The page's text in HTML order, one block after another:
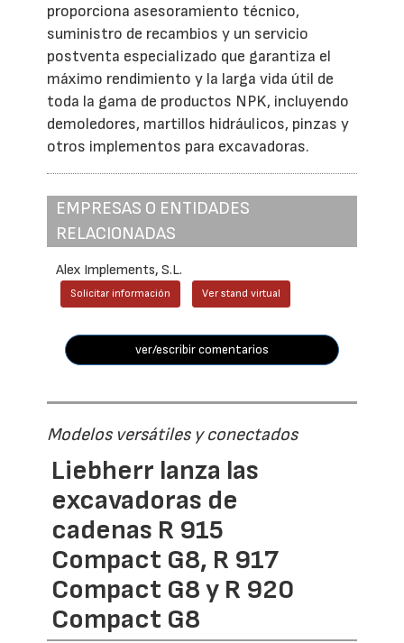
proporciona asesoramiento técnico,
suministro de recambios y un servicio
postventa especializado que garantiza el
máximo rendimiento y la larga vida útil de
toda la gama de productos NPK, incluyendo
demoledores, martillos hidráulicos, pinzas y
otros implementos para excavadoras.
EMPRESAS O ENTIDADES
RELACIONADAS
Alex Implements, S.L.
Solicitar información Ver stand virtual
ver/escribir comentarios
Modelos versátiles y conectados
Liebherr lanza las
excavadoras de
cadenas R 915
Compact G8, R 917
Compact G8 y R 920
Compact G8